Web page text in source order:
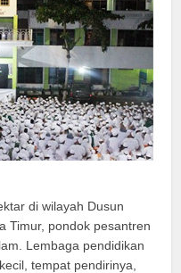
di wilayah Dusun
Timur, pondok pesantren
Lembaga pendidikan
tempat pendirinya,